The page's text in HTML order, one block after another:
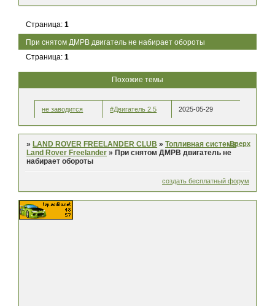
При снятом ДМРВ двигатель не набирает обороты
Страница:1
Страница:1
Похожие темы
не заводится #Двигатель 2.5 2025-05-29
» LAND ROVER FREELANDER CLUB »Топливная система
Land Rover Freelander » При снятом ДМРВ двигатель не
набирает обороты
Вверх
создать бесплатный форум